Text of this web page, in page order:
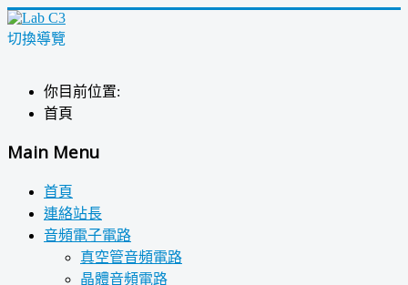
切換導覽
你目前位置:
首頁
Main Menu
首頁
連絡站長
音頻電子電路
真空管音頻電路
晶體音頻電路